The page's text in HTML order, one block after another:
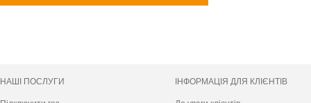
НАШІ ПОСЛУГИ ІНФОРМАЦІЯ ДЛЯ КЛІЄНТІВ